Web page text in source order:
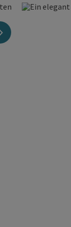
nächstes Element